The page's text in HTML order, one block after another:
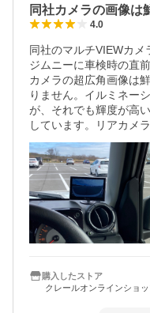
同社カメラの画像は
4.0
同社のマルチVIEWカ
ジムニーに車検時の直
カメラの超広角画像は
りません。イルミネー
が、それでも輝度が高
しています。リアカメ
ピン端子ケーブルが付
まとめて収納するのが
他社製品に比べ割高感
組み合わせで視認性は
トリアカメラキットを
購入したストア
クレールオンラインショ